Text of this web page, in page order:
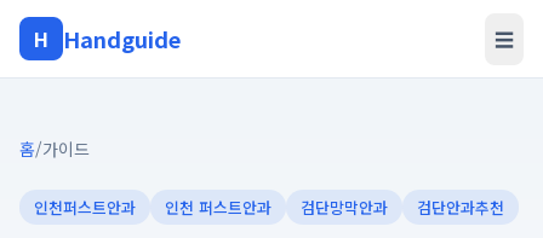
H Handguide ☰
홈/가이드
인천퍼스트안과 인천 퍼스트안과 검단망막안과 검단안과추천